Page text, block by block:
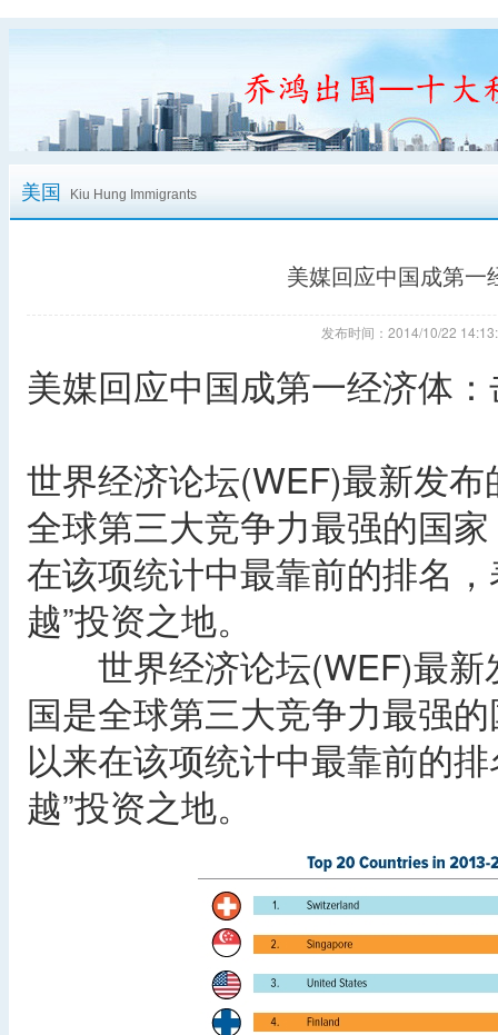
美国 Kiu Hung Immigrants
美媒回应中国成第一
发布时间：2014/10/22
美媒回应中国成第一经济体
世界经济论坛(WEF)最新发
全球第三大竞争力最强的国
在该项统计中最靠前的排名
越”投资之地。
世界经济论坛(WEF)最新
国是全球第三大竞争力最强
以来在该项统计中最靠前的
越”投资之地。